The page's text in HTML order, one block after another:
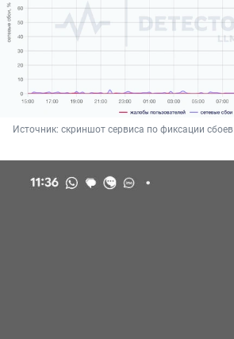
Источник: скриншот сервиса по фиксации сбоев